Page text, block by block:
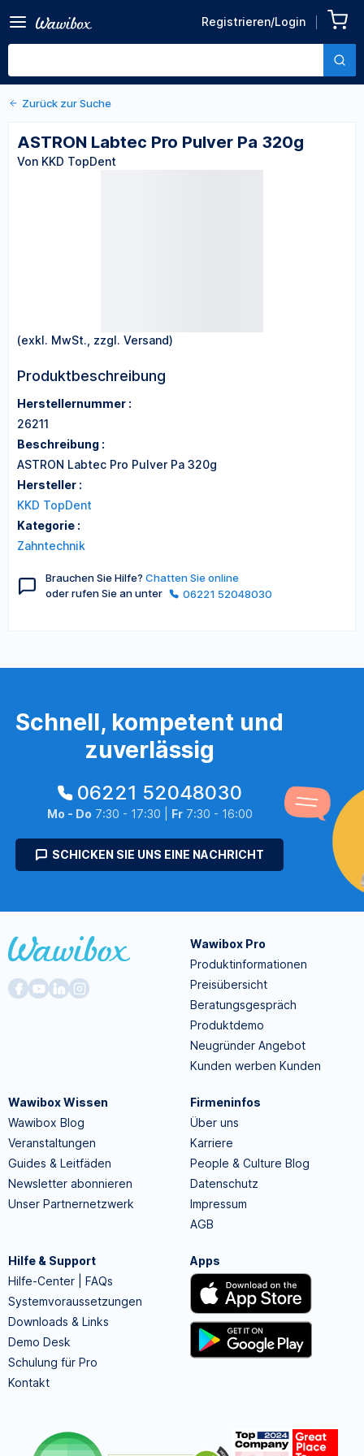
Registrieren/Login
Pa 320g
Von KKD TopDent
Zurück zu den Produktdetails
Zurück zur Suche
ASTRON Labtec Pro Pulver Pa 320g
Von KKD TopDent
(exkl. MwSt., zzgl. Versand)
Produktbeschreibung
Herstellernummer :
26211
Beschreibung :
ASTRON Labtec Pro Pulver Pa 320g
Hersteller :
KKD TopDent
Kategorie :
Zahntechnik
Brauchen Sie Hilfe? Chatten Sie online
oder rufen Sie an unter
06221 52048030
Schnell, kompetent und
zuverlässig
06221 52048030
Mo - Do 7:30 - 17:30 | Fr7:30 - 16:00
SCHICKEN SIE UNS EINE NACHRICHT
Wawibox Pro
Produktinformationen
Preisübersicht
Beratungsgespräch
Produktdemo
Neugründer Angebot
Kunden werben Kunden
Wawibox Wissen
Wawibox Blog
Veranstaltungen
Guides & Leitfäden
Newsletter abonnieren
Unser Partnernetzwerk
Firmeninfos
Über uns
Karriere
People & Culture Blog
Datenschutz
Impressum
AGB
Hilfe & Support
Hilfe-Center | FAQs
Systemvoraussetzungen
Downloads & Links
Demo Desk
Schulung für Pro
Kontakt
Apps